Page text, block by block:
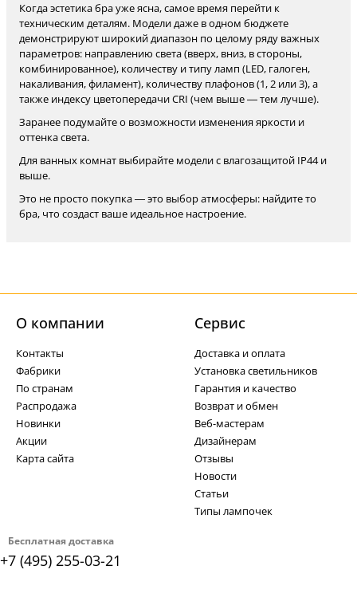
Когда эстетика бра уже ясна, самое время перейти к
техническим деталям. Модели даже в одном бюджете
демонстрируют широкий диапазон по целому ряду важных
параметров: направлению света (вверх, вниз, в стороны,
комбинированное), количеству и типу ламп (LED, галоген,
накаливания, филамент), количеству плафонов (1, 2 или 3), а
также индексу цветопередачи CRI (чем выше — тем лучше).
Заранее подумайте о возможности изменения яркости и
оттенка света.
Для ванных комнат выбирайте модели с влагозащитой IP44 и
выше.
Это не просто покупка — это выбор атмосферы: найдите то
бра, что создаст ваше идеальное настроение.
Бесплатная доставка
+7 (495) 255-03-21
О компании
Контакты
Фабрики
По странам
Распродажа
Новинки
Акции
Карта сайта
Cервис
Доставка и оплата
Установка светильников
Гарантия и качество
Возврат и обмен
Веб-мастерам
Дизайнерам
Отзывы
Новости
Статьи
Типы лампочек